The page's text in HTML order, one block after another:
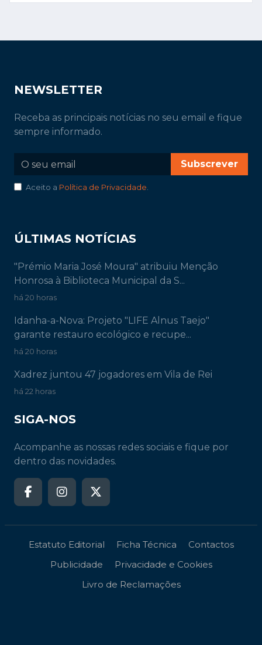
NEWSLETTER
Receba as principais notícias no seu email e fique
sempre informado.
Subscrever
Aceito a Política de Privacidade.
ÚLTIMAS NOTÍCIAS
"Prémio Maria José Moura" atribuiu Menção
Honrosa à Biblioteca Municipal da S...
há 20 horas
Idanha-a-Nova: Projeto "LIFE Alnus Taejo"
garante restauro ecológico e recupe...
há 20 horas
Xadrez juntou 47 jogadores em Vila de Rei
há 22 horas
SIGA-NOS
Acompanhe as nossas redes sociais e fique por
dentro das novidades.
Estatuto Editorial Ficha Técnica
Contactos
Publicidade
Privacidade e Cookies
Livro de Reclamações